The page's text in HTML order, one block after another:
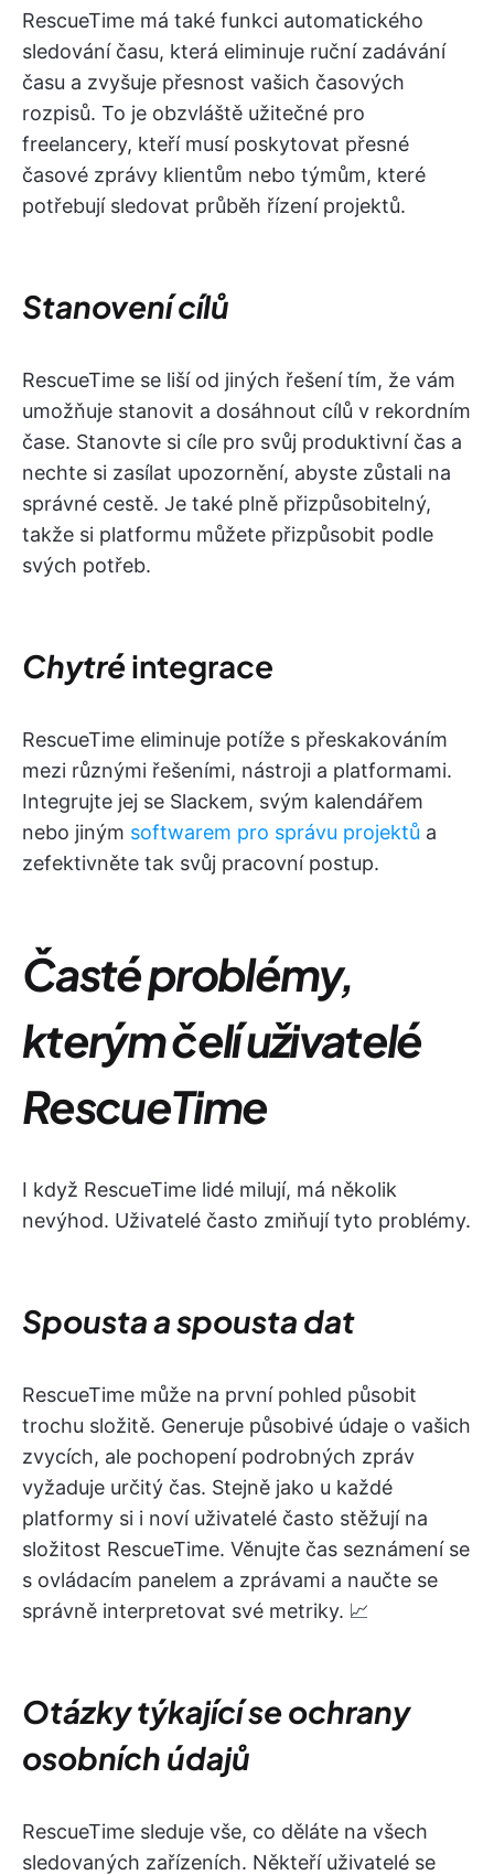
RescueTime má také funkci automatického
sledování času, která eliminuje ruční zadávání
času a zvyšuje přesnost vašich časových
rozpisů. To je obzvláště užitečné pro
freelancery, kteří musí poskytovat přesné
časové zprávy klientům nebo týmům, které
potřebují sledovat průběh řízení projektů.
Stanovení cílů
RescueTime se liší od jiných řešení tím, že vám
umožňuje stanovit a dosáhnout cílů v rekordním
čase. Stanovte si cíle pro svůj produktivní čas a
nechte si zasílat upozornění, abyste zůstali na
správné cestě. Je také plně přizpůsobitelný,
takže si platformu můžete přizpůsobit podle
svých potřeb.
Chytréintegrace
RescueTime eliminuje potíže s přeskakováním
mezi různými řešeními, nástroji a platformami.
Integrujte jej se Slackem, svým kalendářem
nebo jiným softwarem pro správu projektů a
zefektivněte tak svůj pracovní postup.
Časté problémy,
kterým čelí uživatelé
RescueTime
I když RescueTime lidé milují, má několik
nevýhod. Uživatelé často zmiňují tyto problémy.
Spousta a spousta dat
RescueTime může na první pohled působit
trochu složitě. Generuje působivé údaje o vašich
zvycích, ale pochopení podrobných zpráv
vyžaduje určitý čas. Stejně jako u každé
platformy si i noví uživatelé často stěžují na
složitost RescueTime. Věnujte čas seznámení se
s ovládacím panelem a zprávami a naučte se
správně interpretovat své metriky. 📈
Otázky týkající se ochrany
osobních údajů
RescueTime sleduje vše, co děláte na všech
sledovaných zařízeních. Někteří uživatelé se